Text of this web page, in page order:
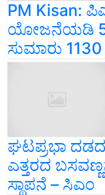
PM Kisan:
ಯೋಜನೆಯಡಿ
ಸುಮಾರು
ಘಟಪ್ರಭಾ
ಎತ್ತರದ
ಸ್ಥಾಪನೆ – ಸಿಎಂ